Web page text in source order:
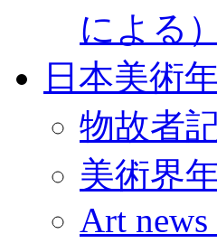
による）
日本美術
物故者
美術界
Art news